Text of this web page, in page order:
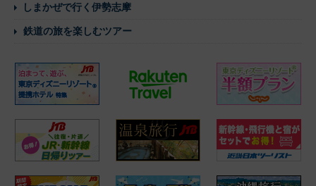
しまかぜで行く伊勢志摩
鉄道の旅を楽しむツアー